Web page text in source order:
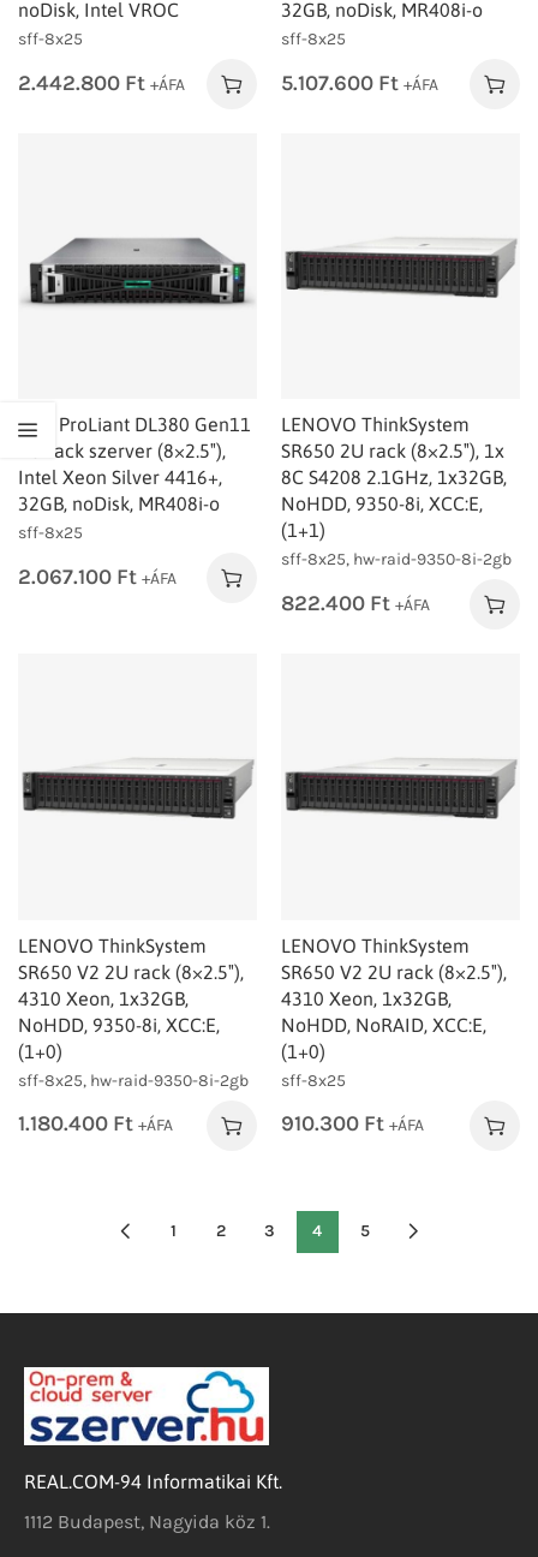
noDisk, Intel VROC
sff-8x25
2.442.800 Ft +ÁFA
32GB, noDisk, MR408i-o
sff-8x25
5.107.600 Ft +ÁFA
HPE ProLiant DL380 Gen11
2U rack szerver (8×2.5″),
Intel Xeon Silver 4416+,
32GB, noDisk, MR408i-o
sff-8x25
2.067.100 Ft +ÁFA
LENOVO ThinkSystem
SR650 2U rack (8×2.5″), 1x
8C S4208 2.1GHz, 1x32GB,
NoHDD, 9350-8i, XCC:E,
(1+1)
sff-8x25, hw-raid-9350-8i-2gb
822.400 Ft +ÁFA
LENOVO ThinkSystem
SR650 V2 2U rack (8×2.5″),
4310 Xeon, 1x32GB,
NoHDD, 9350-8i, XCC:E,
(1+0)
sff-8x25, hw-raid-9350-8i-2gb
1.180.400 Ft +ÁFA
LENOVO ThinkSystem
SR650 V2 2U rack (8×2.5″),
4310 Xeon, 1x32GB,
NoHDD, NoRAID, XCC:E,
(1+0)
sff-8x25
910.300 Ft +ÁFA
1 2 3 4 5
REAL.COM-94 Informatikai Kft.
1112 Budapest, Nagyida köz 1.